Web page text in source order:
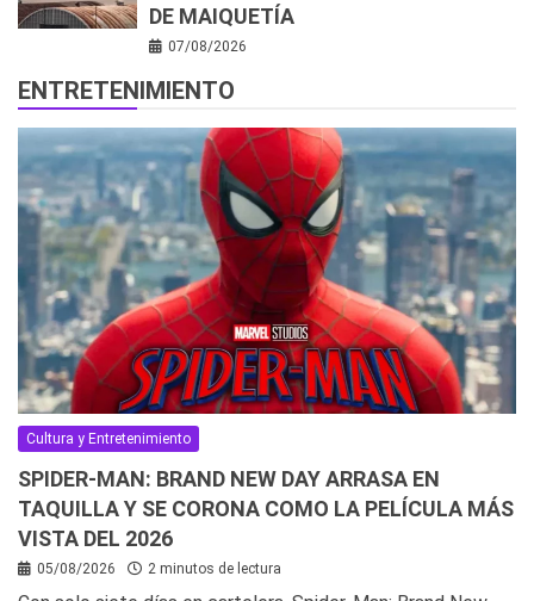
DE MAIQUETÍA
07/08/2026
ENTRETENIMIENTO
Cultura y Entretenimiento
SPIDER-MAN: BRAND NEW DAY ARRASA EN
TAQUILLA Y SE CORONA COMO LA PELÍCULA MÁS
VISTA DEL 2026
05/08/2026 2 minutos de lectura